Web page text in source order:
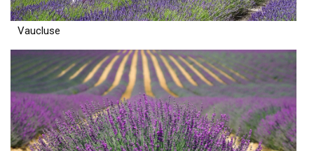
Vaucluse